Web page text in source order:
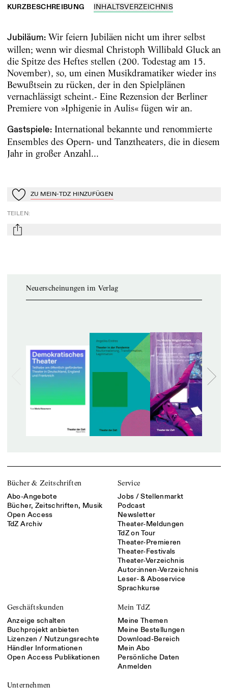
KURZBESCHREIBUNG INHALTSVERZEICHNIS
Jubiläum:Wir feiern Jubiläen nicht um ihrer selbst
willen; wenn wir diesmal Christoph Willibald Gluck an
die Spitze des Heftes stellen (200. Todestag am 15.
November), so, um einen Musikdramatiker wieder ins
Bewußtsein zu rücken, der in den Spielplänen
vernachlässigt scheint.- Eine Rezension der Berliner
Premiere von »Iphigenie in Aulis« fügen wir an.
Gastspiele:International bekannte und renommierte
Ensembles des Opern- und Tanztheaters, die in diesem
Jahr in großer Anzahl...
Zu Mein-TdZ hinzufügen
ZU MEIN-TDZ HINZUFÜGEN
TEILEN:
mail
Neuerscheinungen im Verlag
Bücher & Zeitschriften
Abo-Angebote
Bücher, Zeitschriften, Musik
Open Access
TdZ Archiv
Service
Jobs / Stellenmarkt
Podcast
Newsletter
Theater-Meldungen
TdZ on Tour
Theater-Premieren
Theater-Festivals
Theater-Verzeichnis
Autor:innen-Verzeichnis
Leser- & Aboservice
Sprachkurse
Geschäftskunden
Anzeige schalten
Buchprojekt anbieten
Lizenzen / Nutzungsrechte
Händler Informationen
Open Access Publikationen
Mein TdZ
Meine Themen
Meine Bestellungen
Download-Bereich
Mein Abo
Persönliche Daten
Anmelden
Unternehmen